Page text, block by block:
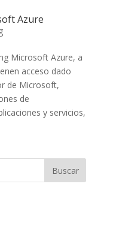
Azure
Microsoft Azure, a
acceso dado
de Microsoft,
de
y servicios,